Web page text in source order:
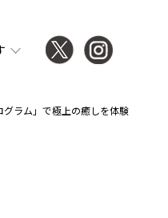
ラム」で極上の癒しを体験